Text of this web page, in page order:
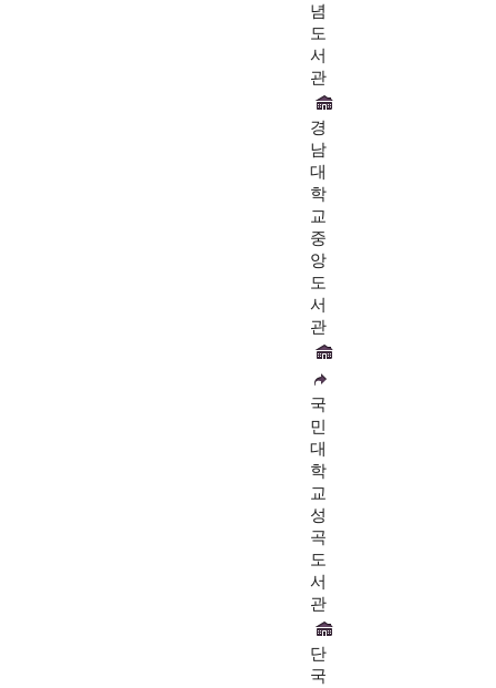
념
도
서
관
경
남
대
학
교
중
앙
도
서
관
국
민
대
학
교
성
곡
도
서
관
단
국